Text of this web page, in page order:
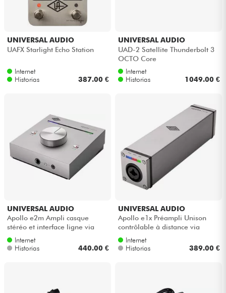
UNIVERSAL AUDIO
UAFX Starlight Echo Station
Internet
Historias
387.00 €
UNIVERSAL AUDIO
UAD-2 Satellite Thunderbolt 3
OCTO Core
Internet
Historias
1049.00 €
UNIVERSAL AUDIO
Apollo e2m Ampli casque
stéréo et interface ligne via
DANTE
Internet
Historias
440.00 €
UNIVERSAL AUDIO
Apollo e1x Préampli Unison
contrôlable à distance via
DANTE
Internet
Historias
389.00 €